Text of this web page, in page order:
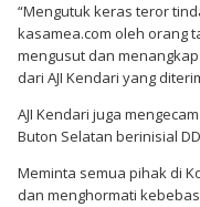
“Mengutuk keras teror
kasamea.com oleh orang
mengusut dan
dari AJI Kendari yang
AJI Kendari juga
Buton Selatan berinisial
Meminta semua pihak di
dan menghormati